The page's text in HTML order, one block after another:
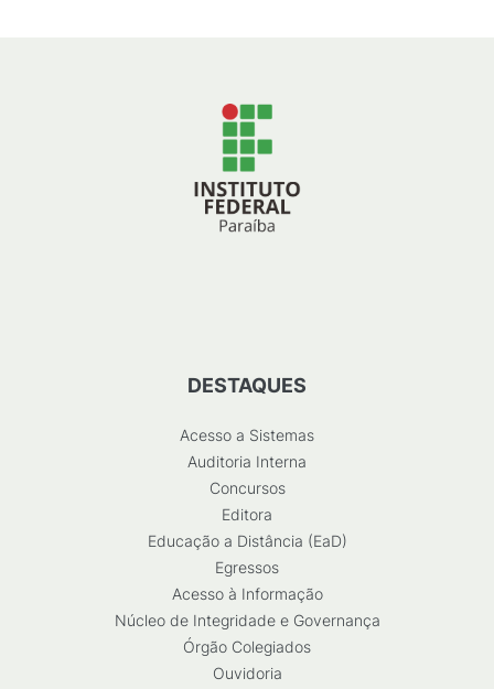
DESTAQUES
Acesso a Sistemas
Auditoria Interna
Concursos
Editora
Educação a Distância (EaD)
Egressos
Acesso à Informação
Núcleo de Integridade e Governança
Órgão Colegiados
Ouvidoria